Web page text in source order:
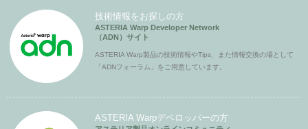
技術情報をお探しの方
ASTERIA Warp Developer Network
（ADN）サイト
ASTERIA Warp製品の技術情報やTips、また情報交換の場として
「ADNフォーラム」をご用意しています。
ASTERIA Warpデベロッパーの方